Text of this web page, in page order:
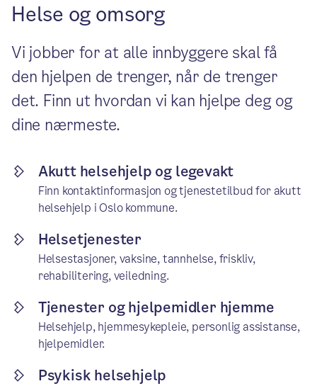
Helse og omsorg
Vi jobber for at alle innbyggere skal få
den hjelpen de trenger, når de trenger
det. Finn ut hvordan vi kan hjelpe deg og
dine nærmeste.
Akutt helsehjelp og legevakt
Finn kontaktinformasjon og tjenestetilbud for akutt
helsehjelp i Oslo kommune.
Helsetjenester
Helsestasjoner, vaksine, tannhelse, friskliv,
rehabilitering, veiledning.
Tjenester og hjelpemidler hjemme
Helsehjelp, hjemmesykepleie, personlig assistanse,
hjelpemidler.
Psykisk helsehjelp